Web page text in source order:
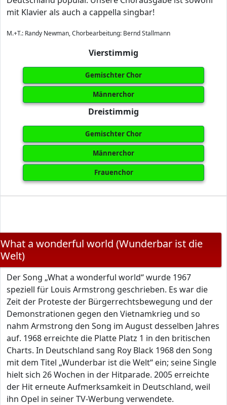
mit Klavier als auch a cappella singbar!
M.+T.: Randy Newman, Chorbearbeitung: Bernd Stallmann
Vierstimmig
Gemischter Chor
Männerchor
Dreistimmig
Gemischter Chor
Männerchor
Frauenchor
What a wonderful world (Wunderbar ist die
Welt)
Der Song „What a wonderful world“ wurde 1967
speziell für Louis Armstrong geschrieben. Es war die
Zeit der Proteste der Bürgerrechtsbewegung und der
Demonstrationen gegen den Vietnamkrieg und so
nahm Armstrong den Song im August desselben Jahres
auf. 1968 erreichte die Platte Platz 1 in den britischen
Charts. In Deutschland sang Roy Black 1968 den Song
mit dem Titel „Wunderbar ist die Welt“ ein; seine Single
hielt sich 26 Wochen in der Hitparade. 2005 erreichte
der Hit erneute Aufmerksamkeit in Deutschland, weil
ihn Opel in seiner TV-Werbung verwendete.